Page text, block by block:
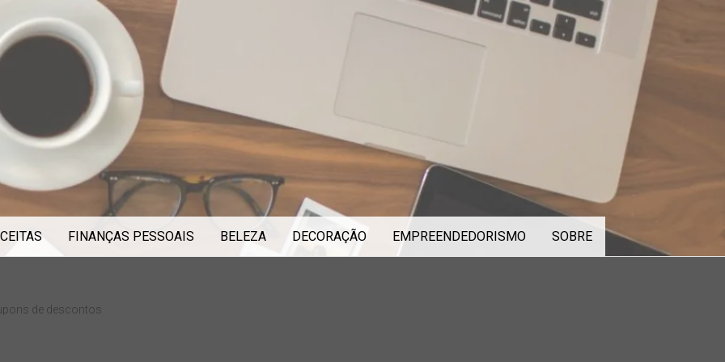
FINANÇAS PESSOAIS BELEZA DECORAÇÃO EMPREENDEDORISMO SOBRE
de descontos